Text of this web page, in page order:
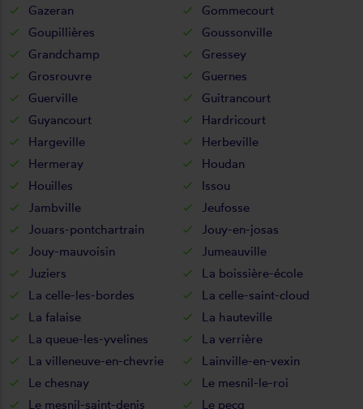
Gazeran
Gommecourt
Goupillières
Goussonville
Grandchamp
Gressey
Grosrouvre
Guernes
Guerville
Guitrancourt
Guyancourt
Hardricourt
Hargeville
Herbeville
Hermeray
Houdan
Houilles
Issou
Jambville
Jeufosse
Jouars-pontchartrain
Jouy-en-josas
Jouy-mauvoisin
Jumeauville
Juziers
La boissière-école
La celle-les-bordes
La celle-saint-cloud
La falaise
La hauteville
La queue-les-yvelines
La verrière
La villeneuve-en-chevrie
Lainville-en-vexin
Le chesnay
Le mesnil-le-roi
Le mesnil-saint-denis
Le pecq